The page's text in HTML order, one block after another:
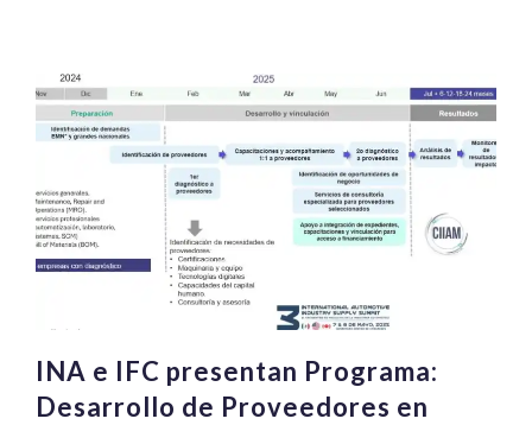
INA e IFC presentan Programa:
Desarrollo de Proveedores en